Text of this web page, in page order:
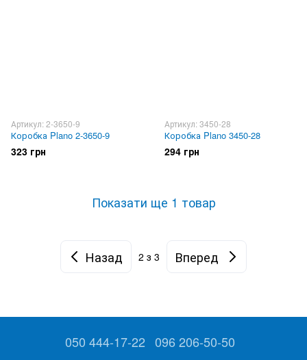
Артикул: 2-3650-9
Коробка Plano 2-3650-9
323 грн
Артикул: 3450-28
Коробка Plano 3450-28
294 грн
Показати ще 1 товар
Назад 2 з 3 Вперед
050 444-17-22 096 206-50-50